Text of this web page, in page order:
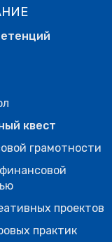
квест
грамотности
проектов
практик